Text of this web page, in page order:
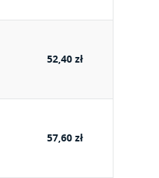
52,40 zł
57,60 zł